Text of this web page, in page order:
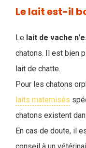
Le lait est-il
Le lait de vache
chatons. Il est bien
lait de chatte.
Pour les chatons
laits maternisés
chatons existent
En cas de doute, il